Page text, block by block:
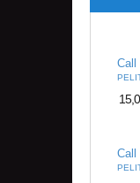
Call
Call